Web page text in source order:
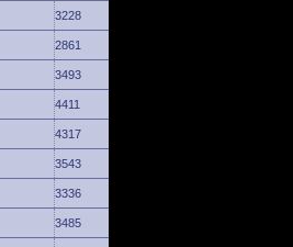
3228
2861
3493
4411
4317
3543
3336
3485